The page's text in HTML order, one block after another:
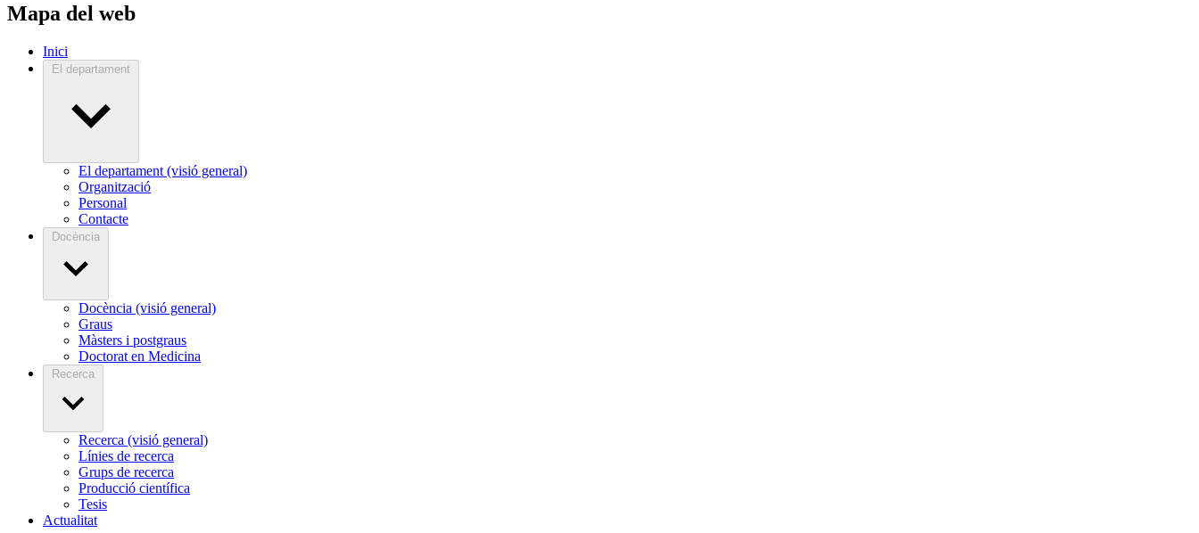
Mapa del web
Inici
El departament
El departament (visió general)
Organització
Personal
Contacte
Docència
Docència (visió general)
Graus
Màsters i postgraus
Doctorat en Medicina
Recerca
Recerca (visió general)
Línies de recerca
Grups de recerca
Producció científica
Tesis
Actualitat